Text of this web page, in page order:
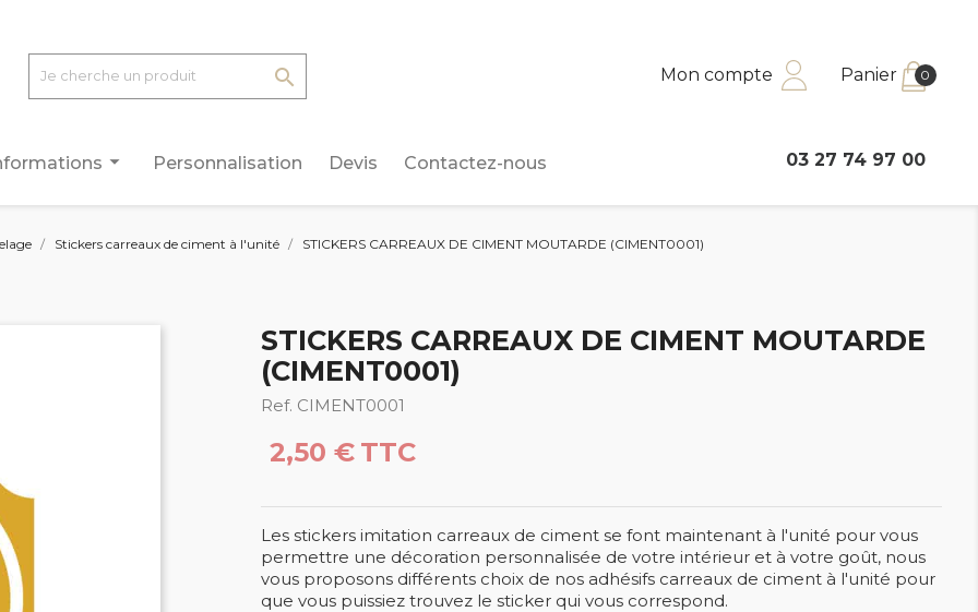
 Mon compte Panier 0
arrow_drop_down Personnalisation Devis Contactez-nous 03 27 74 97 00
Stickers carreaux de ciment à l'unité STICKERS CARREAUX DE CIMENT MOUTARDE (CIMENT0001)
STICKERS CARREAUX DE CIMENT MOUTARDE
(CIMENT0001)
Ref. CIMENT0001
2,50 € TTC
Les stickers imitation carreaux de ciment se font maintenant à l'unité pour vous
permettre une décoration personnalisée de votre intérieur et à votre goût, nous
vous proposons différents choix de nos adhésifs carreaux de ciment à l'unité pour
que vous puissiez trouvez le sticker qui vous correspond.